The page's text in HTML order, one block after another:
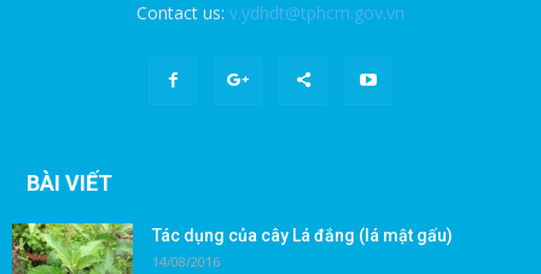
Contact us: v.ydhdt@tphcm.gov.vn
BÀI VIẾT
Tác dụng của cây Lá đắng (lá mật gấu)
14/08/2016